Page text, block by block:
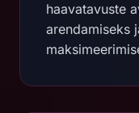
haavatavuste
arendamiseks